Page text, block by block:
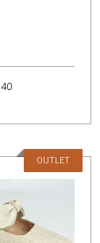
40
OUTLET